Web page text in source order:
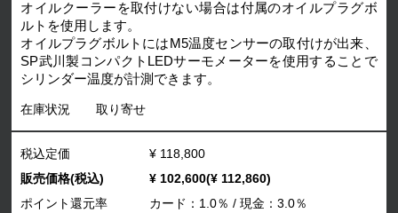
オイルクーラーを取付けない場合は付属のオイルプラグボ
ルトを使用します。
オイルプラグボルトにはM5温度センサーの取付けが出来、
SP武川製コンパクトLEDサーモメーターを使用することで
シリンダー温度が計測できます。
在庫状況 取り寄せ
税込定価
¥ 118,800
販売価格(税込)
¥ 102,600(¥ 112,860)
ポイント還元率
カード：1.0％ / 現金：3.0％